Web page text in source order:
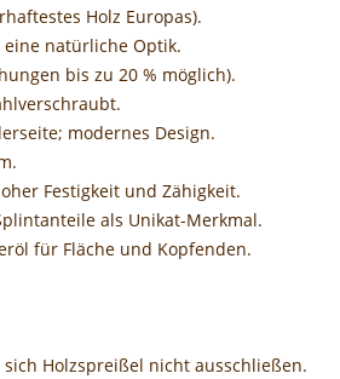
Holz Europas).
natürliche Optik.
bis zu 20 % möglich).
modernes Design.
Festigkeit und Zähigkeit.
als Unikat-Merkmal.
für Fläche und Kopfenden.
Holzspreißel nicht ausschließen.